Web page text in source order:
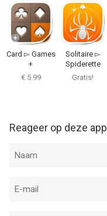
Card ▻ Games
+
€ 5.99
Solitaire ▻
Spiderette
Gratis!
Reageer op deze app